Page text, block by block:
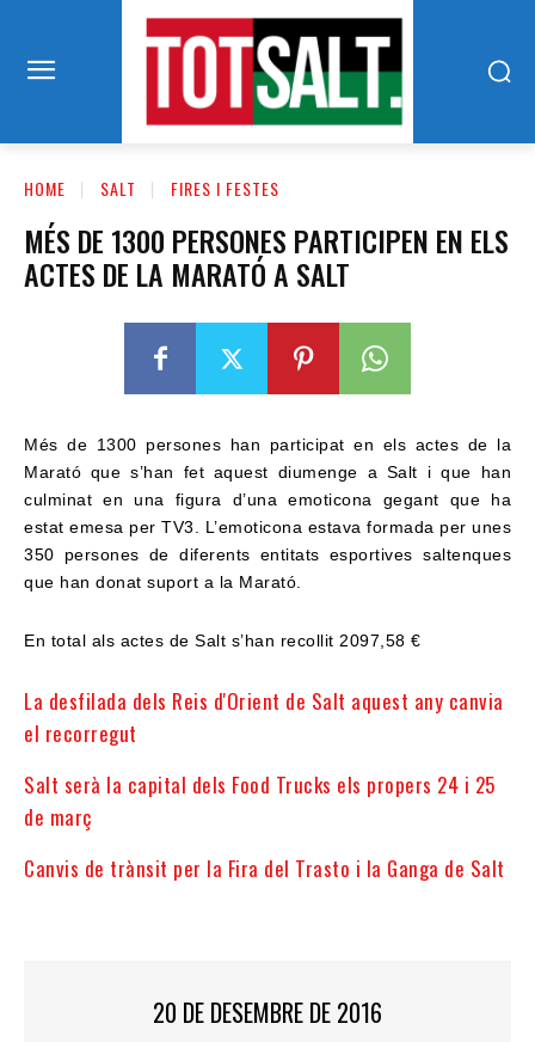
HOME SALT FIRES I FESTES
MÉS DE 1300 PERSONES PARTICIPEN EN ELS
ACTES DE LA MARATÓ A SALT
Més de 1300 persones han participat en els actes de la
Marató que s’han fet aquest diumenge a Salt i que han
culminat en una figura d’una emoticona gegant que ha
estat emesa per TV3. L’emoticona estava formada per unes
350 persones de diferents entitats esportives saltenques
que han donat suport a la Marató.
En total als actes de Salt s’han recollit 2097,58 €
La desfilada dels Reis d'Orient de Salt aquest any canvia
el recorregut
Salt serà la capital dels Food Trucks els propers 24 i 25
de març
Canvis de trànsit per la Fira del Trasto i la Ganga de Salt
20 DE DESEMBRE DE 2016